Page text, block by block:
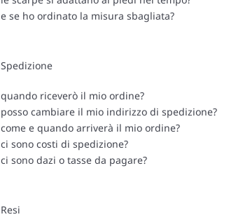
e se ho ordinato la misura sbagliata?
Spedizione
quando riceverò il mio ordine?
posso cambiare il mio indirizzo di spedizione?
come e quando arriverà il mio ordine?
ci sono costi di spedizione?
ci sono dazi o tasse da pagare?
Resi